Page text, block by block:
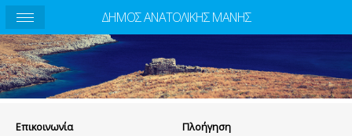
Eπικοινωνία Πλοήγηση
ΔΗΜΟΣ ΑΝΑΤΟΛΙΚΗΣ ΜΑΝΗΣ